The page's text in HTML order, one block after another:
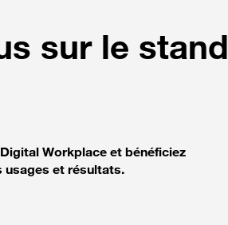
sur le stand
Workplace et bénéficiez
usages et résultats.